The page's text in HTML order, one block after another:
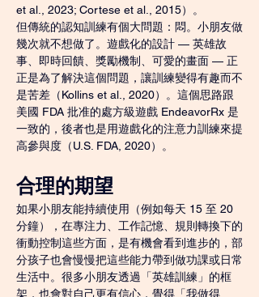
et al., 2023; Cortese et al., 2015）。
但傳統的認知訓練有個大問題：悶。小朋友做
幾次就不想做了。遊戲化的設計 — 英雄故
事、即時回饋、獎勵機制、可愛的畫面 — 正
正是為了解決這個問題，讓訓練變得有趣而不
是苦差（Kollins et al., 2020）。這個思路跟
美國 FDA 批准的處方級遊戲 EndeavorRx 是
一致的，後者也是用遊戲化的注意力訓練來提
高參與度（U.S. FDA, 2020）。
合理的期望
如果小朋友能持續使用（例如每天 15 至 20
分鐘），在專注力、工作記憶、規則轉換下的
衝動控制這些方面，是有機會看到進步的，部
分孩子也會慢慢把這些能力帶到做功課或日常
生活中。很多小朋友透過「英雄訓練」的框
架，也會對自己更有信心，覺得「我做得